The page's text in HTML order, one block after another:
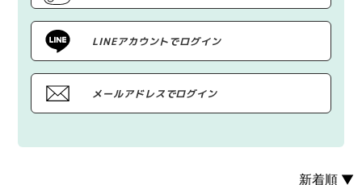
LINEアカウントでログイン
メールアドレスでログイン